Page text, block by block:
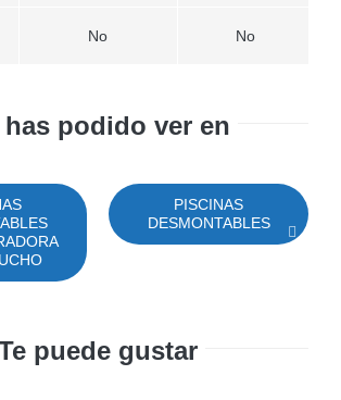
No No
podido ver en
PISCINAS
DESMONTABLES
puede gustar